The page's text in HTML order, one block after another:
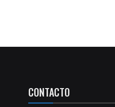
CONTACTO